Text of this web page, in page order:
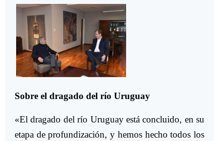
Sobre el dragado del río Uruguay
«El dragado del río Uruguay está concluido, en su
etapa de profundización, y hemos hecho todos los